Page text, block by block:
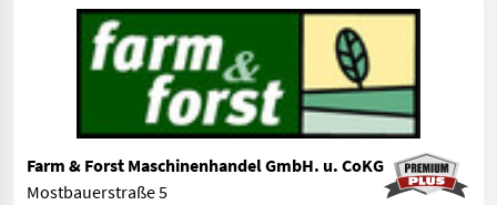
Farm & Forst Maschinenhandel GmbH. u. CoKG
Mostbauerstraße 5